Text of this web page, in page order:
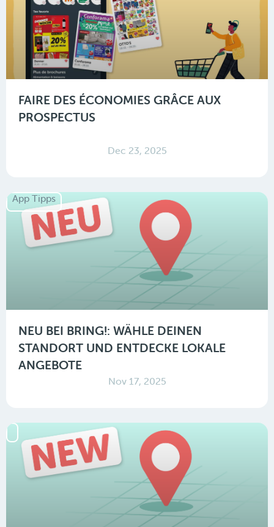
FAIRE DES ÉCONOMIES GRÂCE AUX
PROSPECTUS
Dec 23, 2025
App Tipps
NEU BEI BRING!: WÄHLE DEINEN
STANDORT UND ENTDECKE LOKALE
ANGEBOTE
Nov 17, 2025